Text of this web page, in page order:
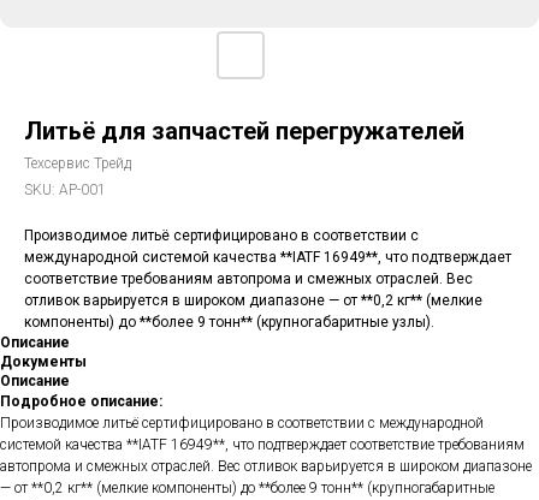
Литьё для запчастей перегружателей
Техсервис Трейд
SKU: AP-001
Производимое литьё сертифицировано в соответствии с
международной системой качества **IATF 16949**, что подтверждает
соответствие требованиям автопрома и смежных отраслей. Вес
отливок варьируется в широком диапазоне — от **0,2 кг** (мелкие
компоненты) до **более 9 тонн** (крупногабаритные узлы).
Описание
Документы
Описание
Подробное описание:
Производимое литьё сертифицировано в соответствии с международной
системой качества **IATF 16949**, что подтверждает соответствие требованиям
автопрома и смежных отраслей. Вес отливок варьируется в широком диапазоне
— от **0,2 кг** (мелкие компоненты) до **более 9 тонн** (крупногабаритные